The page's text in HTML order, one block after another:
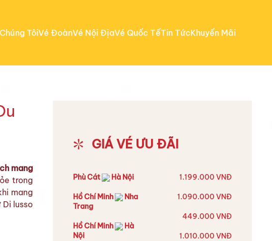
TôiVé ĐoànVé Nội ĐịaVé Quốc TếTin TứcKhuyến Mãi
mang
trong
mang
lusso
GIÁ VÉ ƯU ĐÃI
Phù Cát Hà Nội
Hồ Chí Minh
Nha
Trang
Hồ Chí Minh
Hà
Nội
1.199.000 VNĐ
1.090.000 VNĐ
449.000 VNĐ
1.010.000 VNĐ